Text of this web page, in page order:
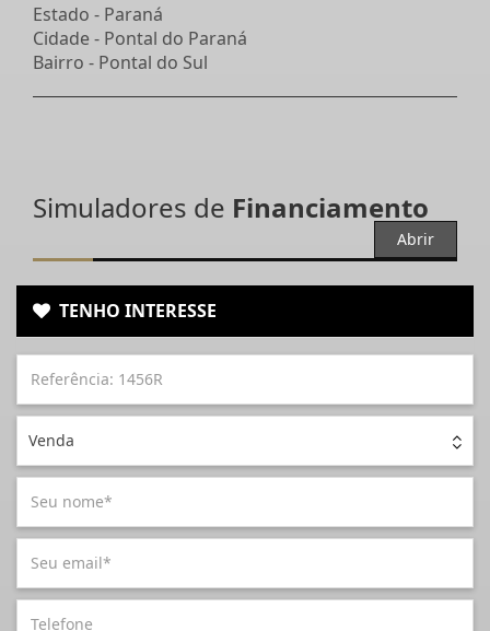
Estado - Paraná
Cidade - Pontal do Paraná
Bairro - Pontal do Sul
Simuladores de Financiamento
Abrir
TENHO INTERESSE
Venda